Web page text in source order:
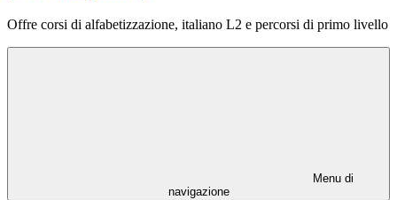
Offre corsi di alfabetizzazione, italiano L2 e percorsi di primo livello
Menu di
navigazione